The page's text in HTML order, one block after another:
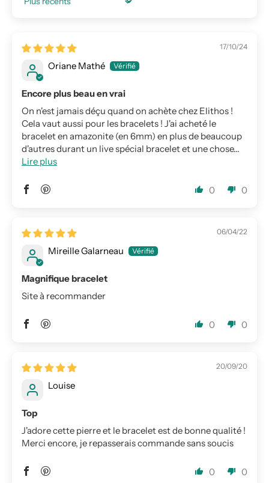
Sort by
17/10/24
Oriane Mathé
Encore plus beau en vrai
On n'est jamais déçu quand on achète chez Elithos !
Cela vaut aussi pour les bracelets ! J'ai acheté le
bracelet en amazonite (en 6mm) en plus de beaucoup
d'autres durant un live spécial bracelet et une chose...
Lire plus
0 0
06/04/22
Mireille Galarneau
Magnifique bracelet
Site à recommander
0 0
20/09/20
Louise
Top
J'adore cette pierre et le bracelet est de bonne qualité !
Merci encore, je repasserais commande sans soucis
0 0